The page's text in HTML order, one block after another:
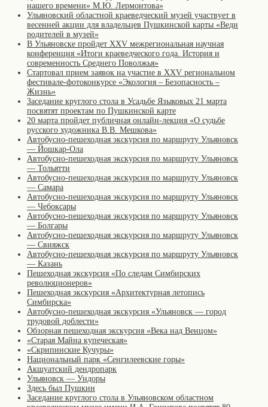
нашего времени» М.Ю. Лермонтова»
Ульяновский областной краеведческий музей участвует в
весенней акции для владельцев Пушкинской карты «Веди
родителей в музей»
В Ульяновске пройдет XXV межрегиональная научная
конференция «Итоги краеведческого года. История и
современность Среднего Поволжья»
Стартовал прием заявок на участие в XXV региональном
фестивале-фотоконкурсе «Экология – Безопасность –
Жизнь»
Заседание круглого стола в Усадьбе Языковых 21 марта
посвятят проектам по Пушкинской карте
20 марта пройдет публичная онлайн-лекция «О судьбе
русского художника В.В. Мешкова»
Автобусно-пешеходная экскурсия по маршруту Ульяновск
— Йошкар-Ола
Автобусно-пешеходная экскурсия по маршруту Ульяновск
— Тольятти
Автобусно-пешеходная экскурсия по маршруту Ульяновск
— Самара
Автобусно-пешеходная экскурсия по маршруту Ульяновск
— Чебоксары
Автобусно-пешеходная экскурсия по маршруту Ульяновск
— Болгары
Автобусно-пешеходная экскурсия по маршруту Ульяновск
— Свияжск
Автобусно-пешеходная экскурсия по маршруту Ульяновск
— Казань
Пешеходная экскурсия «По следам Симбирских
революционеров»
Пешеходная экскурсия «Архитектурная летопись
Симбирска»
Автобусно-пешеходная экскурсия «Ульяновск — город
трудовой доблести»
Обзорная пешеходная экскурсия «Века над Венцом»
«Старая Майна купеческая»
«Скрипинские Кучуры»
Национальный парк «Сенгилеевские горы»
Акшуатский дендропарк
Ульяновск — Ундоры
Здесь был Пушкин
Заседание круглого стола в Ульяновском областном